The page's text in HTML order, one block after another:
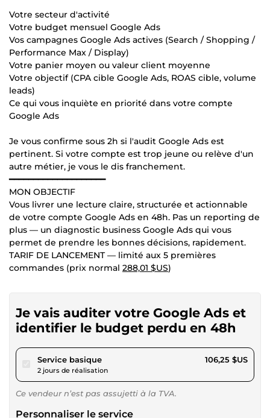
Votre secteur d'activité
Votre budget mensuel Google Ads
Vos campagnes Google Ads actives (Search / Shopping /
Performance Max / Display)
Votre panier moyen ou valeur client moyenne
Votre objectif (CPA cible Google Ads, ROAS cible, volume
leads)
Ce qui vous inquiète en priorité dans votre compte
Google Ads
Je vous confirme sous 2h si l'audit Google Ads est
pertinent. Si votre compte est trop jeune ou relève d'un
autre métier, je vous le dis franchement.
━━━━━━━━━━━━━━━━━━━━
MON OBJECTIF
Vous livrer une lecture claire, structurée et actionnable
de votre compte Google Ads en 48h. Pas un reporting de
plus — un diagnostic business Google Ads qui vous
permet de prendre les bonnes décisions, rapidement.
TARIF DE LANCEMENT — limité aux 5 premières
commandes (prix normal 288,01 $US)
Je vais auditer votre Google Ads et
identifier le budget perdu en 48h
Service basiquepour 97,92 $US
2 jours de réalisation
106,25 $US
Ce vendeur n’est pas assujetti à la TVA.
Personnaliser le service